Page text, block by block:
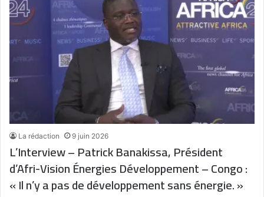
La rédaction 9 juin 2026
L’Interview – Patrick Banakissa, Président
d’Afri-Vision Énergies Développement – Congo :
« Il n’y a pas de développement sans énergie. »